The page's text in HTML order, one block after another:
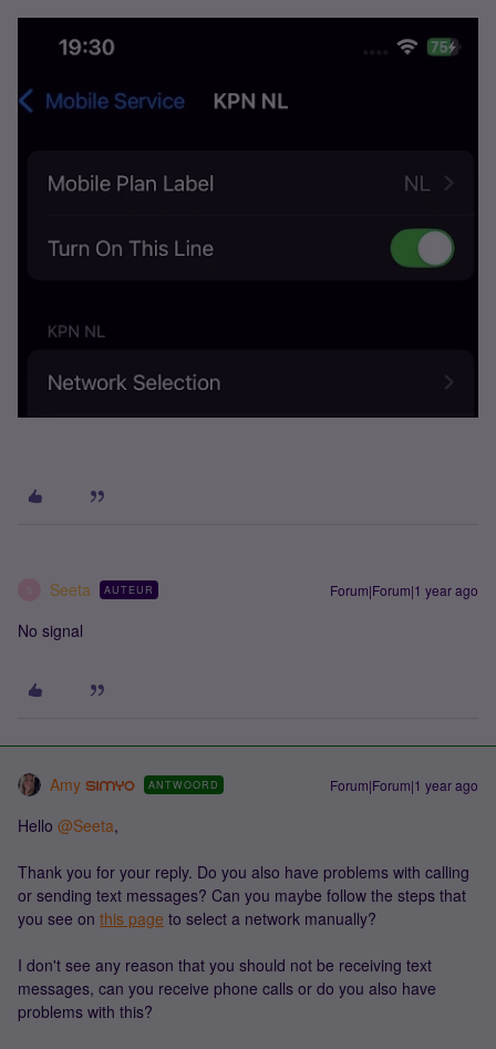
Seeta AUTEUR Forum|Forum|1 year ago
No signal
Amy ANTWOORD Forum|Forum|1 year ago
Hello ​ @Seeta,
Thank you for your reply. Do you also have problems with calling
or sending text messages? Can you maybe follow the steps that
you see on this page to select a network manually?
I don't see any reason that you should not be receiving text
messages, can you receive phone calls or do you also have
problems with this?